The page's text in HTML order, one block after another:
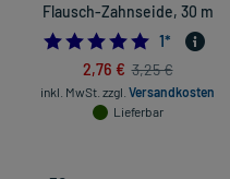
Flausch-Zahnseide, 30 m
5.0
1*
2,76 € 3,25 €
inkl. MwSt. zzgl. Versandkosten
Lieferbar